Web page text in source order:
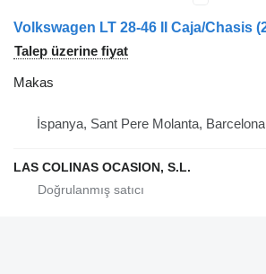
Talep üzerine fiyat
Makas
İspanya, Sant Pere Molanta, Barcelona
LAS COLINAS OCASION, S.L.